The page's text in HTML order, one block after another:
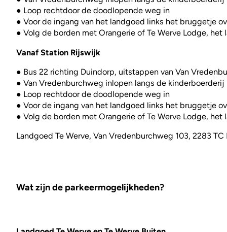
● Loop rechtdoor de doodlopende weg in
● Voor de ingang van het landgoed links het bruggetje
● Volg de borden met Orangerie of Te Werve Lodge, het
Vanaf Station Rijswijk
● Bus 22 richting Duindorp, uitstappen van Van
● Van Vredenburchweg inlopen langs de kinderboerderij
● Loop rechtdoor de doodlopende weg in
● Voor de ingang van het landgoed links het bruggetje
● Volg de borden met Orangerie of Te Werve Lodge, het
Landgoed Te Werve, Van Vredenburchweg 103, 2283 TC
Wat zijn de parkeermogelijkheden?